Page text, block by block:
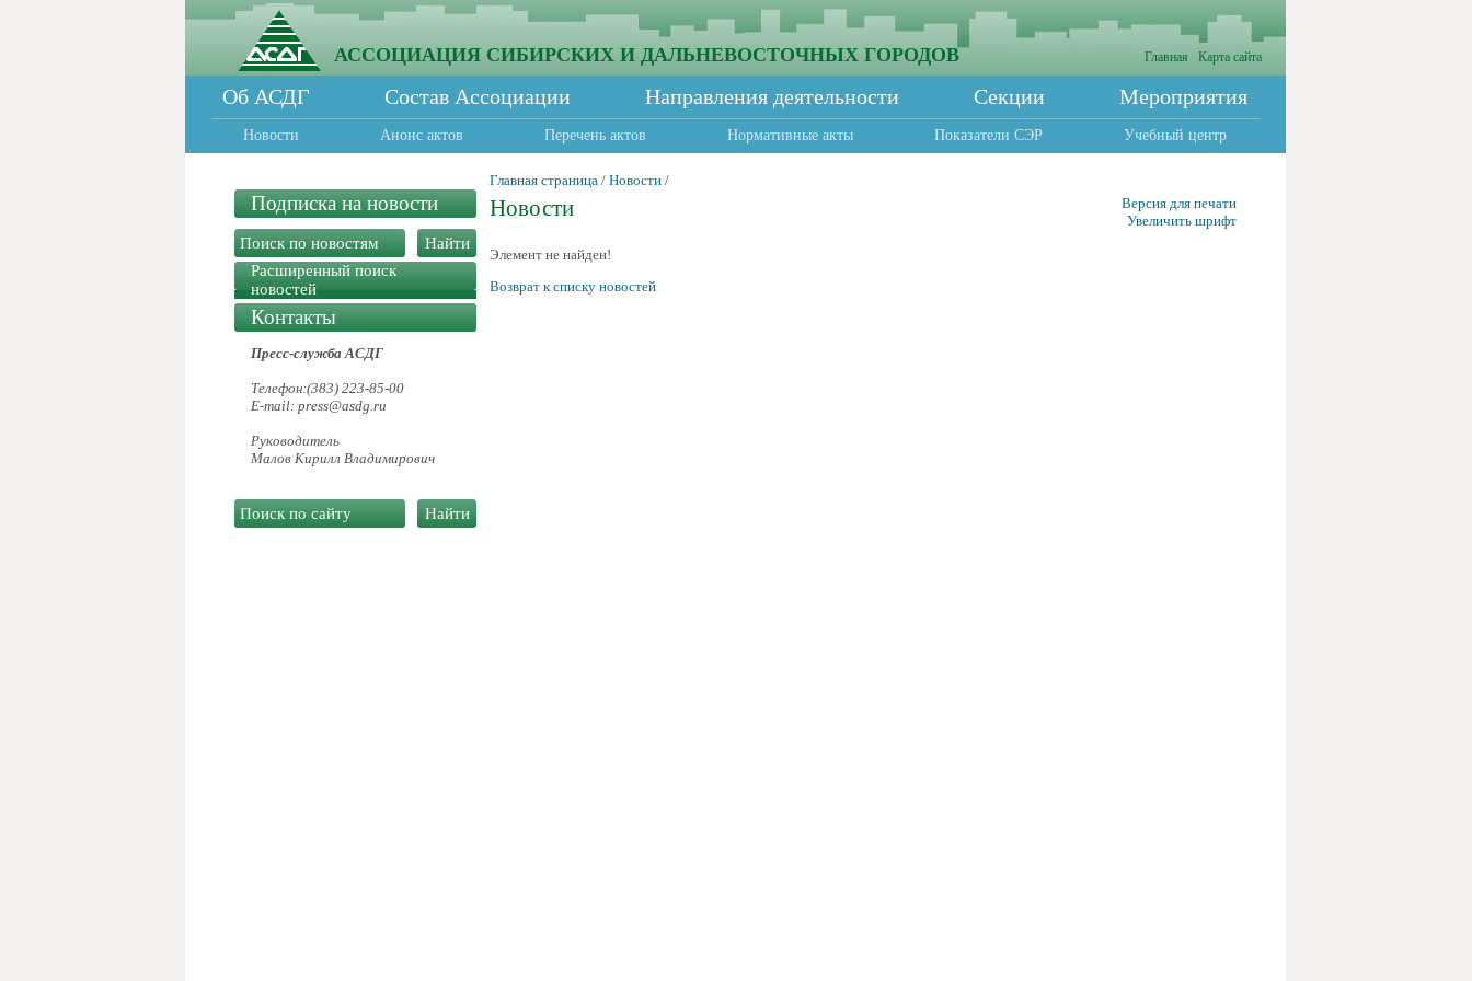
АССОЦИАЦИЯ СИБИРСКИХ И ДАЛЬНЕВОСТОЧНЫХ ГОРОДОВ Главная Карта сайта
Об АСДГ Состав Ассоциации Направления деятельности Секции Мероприятия
Новости Анонс актов Перечень актов Нормативные акты Показатели СЭР Учебный центр
Подписка на новости
Расширенный поиск
новостей
Контакты
Пресс-служба АСДГ
Телефон:(383) 223-85-00
E-mail: press@asdg.ru
Руководитель
Малов Кирилл Владимирович
Главная страница / Новости /
Новости
Версия для печати
Увеличить шрифт
Элемент не найден!
Возврат к списку новостей